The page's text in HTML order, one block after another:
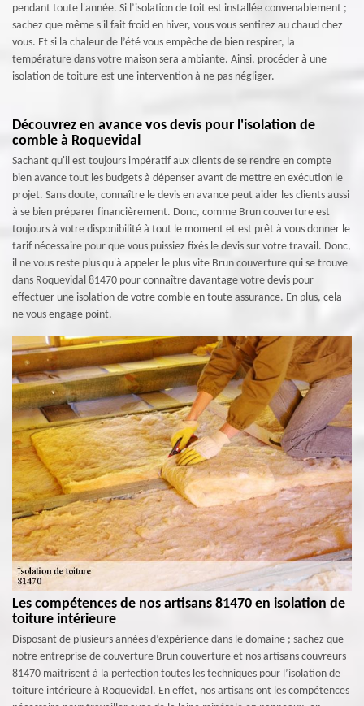
pendant toute l'année. Si l’isolation de toit est installée convenablement ;
sachez que même s'il fait froid en hiver, vous vous sentirez au chaud chez
vous. Et si la chaleur de l’été vous empêche de bien respirer, la
température dans votre maison sera ambiante. Ainsi, procéder à une
isolation de toiture est une intervention à ne pas négliger.
Découvrez en avance vos devis pour l'isolation de
comble à Roquevidal
Sachant qu'il est toujours impératif aux clients de se rendre en compte
bien avance tout les budgets à dépenser avant de mettre en exécution le
projet. Sans doute, connaître le devis en avance peut aider les clients aussi
à se bien préparer financièrement. Donc, comme Brun couverture est
toujours à votre disponibilité à tout le moment et est prêt à vous donner le
tarif nécessaire pour que vous puissiez fixés le devis sur votre travail. Donc,
il ne vous reste plus qu'à appeler le plus vite Brun couverture qui se trouve
dans Roquevidal 81470 pour connaître davantage votre devis pour
effectuer une isolation de votre comble en toute assurance. En plus, cela
ne vous engage point.
Les compétences de nos artisans 81470 en isolation de
toiture intérieure
Disposant de plusieurs années d’expérience dans le domaine ; sachez que
notre entreprise de couverture Brun couverture et nos artisans couvreurs
81470 maitrisent à la perfection toutes les techniques pour l’isolation de
toiture intérieure à Roquevidal. En effet, nos artisans ont les compétences